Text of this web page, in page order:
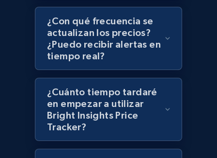
Best Buy products
URL, Product id, Title, Images, Final price,
Currency, Discount, Initial price, and more.
1.1K+ 149+ Comenzar ahora
Best Buy products - Collect data on
products using specified keywords
¿Con qué frecuencia se
actualizan los precios?
¿Puedo recibir alertas en
tiempo real?
¿Cuánto tiempo tardaré
en empezar a utilizar
Bright Insights Price
Tracker?